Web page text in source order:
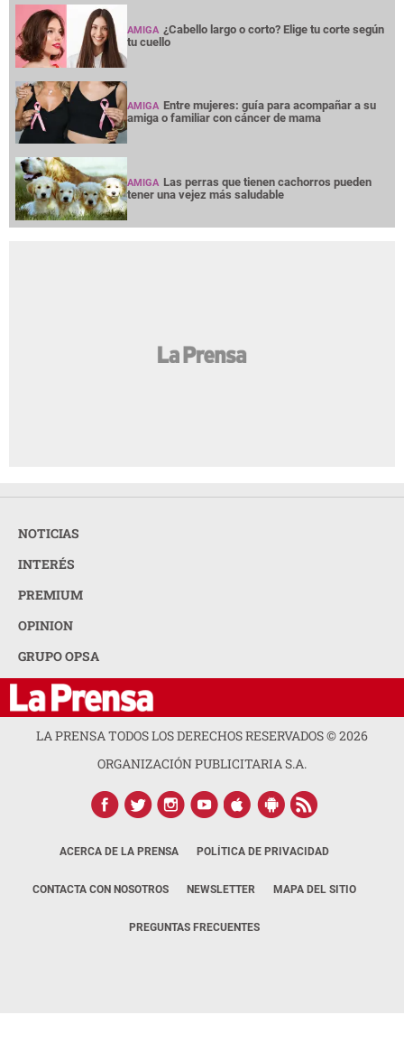
AMIGA ¿Cabello largo o corto? Elige tu corte según
tu cuello
AMIGA Entre mujeres: guía para acompañar a su
amiga o familiar con cáncer de mama
AMIGA Las perras que tienen cachorros pueden
tener una vejez más saludable
NOTICIAS
INTERÉS
PREMIUM
OPINION
GRUPO OPSA
LA PRENSA TODOS LOS DERECHOS RESERVADOS ©2026
ORGANIZACIÓN PUBLICITARIA S.A.
ACERCA DE LA PRENSA POLÍTICA DE PRIVACIDAD
CONTACTA CON NOSOTROS NEWSLETTER MAPA DEL SITIO
PREGUNTAS FRECUENTES